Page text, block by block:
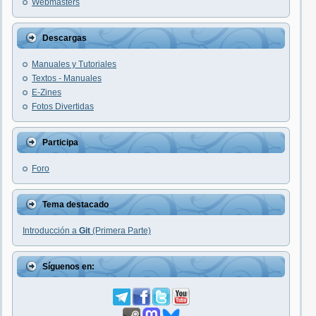
Webmasters
Descargas
Manuales y Tutoriales
Textos - Manuales
E-Zines
Fotos Divertidas
Participa
Foro
Tema destacado
Introducción a Git (Primera Parte)
Síguenos en: